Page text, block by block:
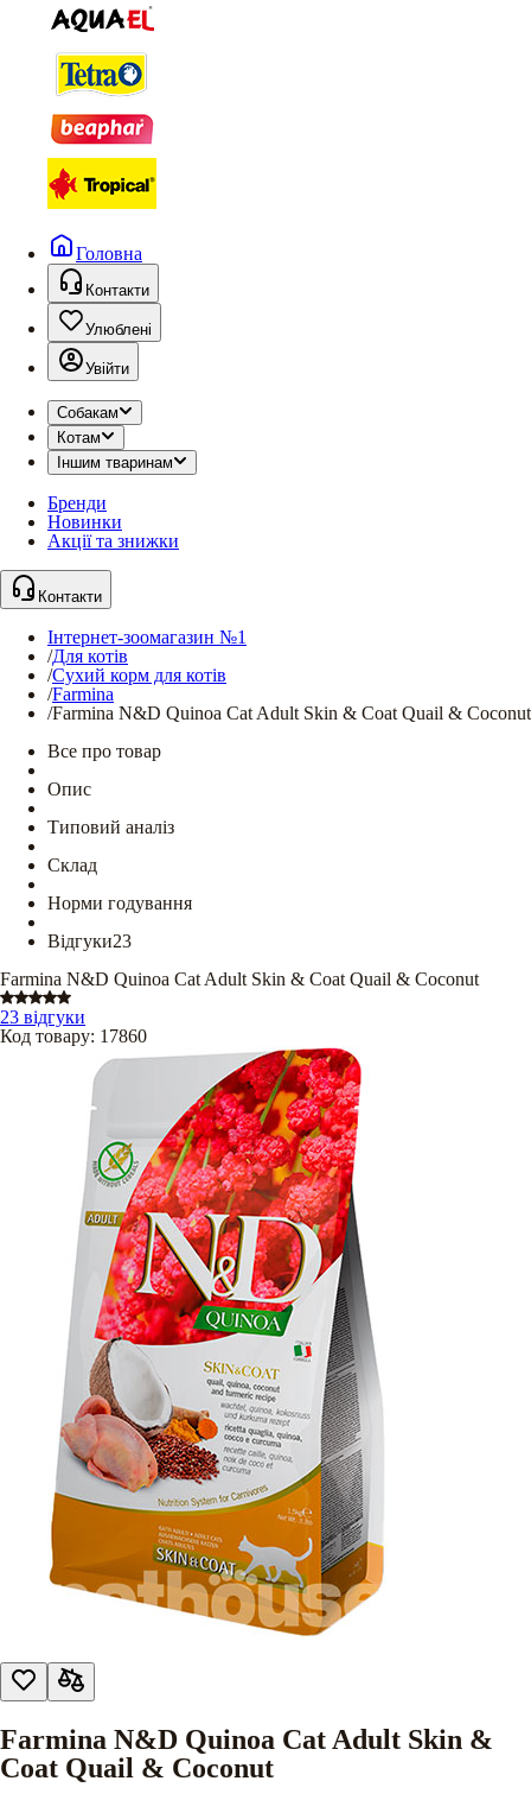
Головна
Контакти
Улюблені
Увійти
Собакам
Котам
Іншим тваринам
Бренди
Новинки
Акції та знижки
Контакти
Інтернет-зоомагазин №1
/Для котів
/Сухий корм для котів
/Farmina
/Farmina N&D Quinoa Cat Adult Skin & Coat Quail & Coconut
Все про товар
Опис
Типовий аналіз
Склад
Норми годування
Відгуки23
Farmina N&D Quinoa Cat Adult Skin & Coat Quail & Coconut
23 відгуки
Код товару: 17860
Farmina N&D Quinoa Cat Adult Skin &
Coat Quail & Coconut